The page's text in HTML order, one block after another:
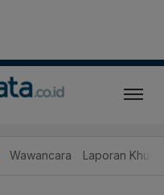
Wawancara Laporan